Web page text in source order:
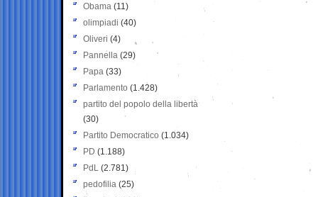
Obama (11)
olimpiadi (40)
Oliveri (4)
Pannella (29)
Papa (33)
Parlamento (1.428)
partito del popolo della libertà
(30)
Partito Democratico (1.034)
PD (1.188)
PdL (2.781)
pedofilia (25)